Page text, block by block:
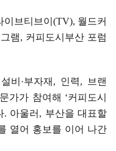
이브티브이 (TV), 월드커
램, 커피도시부산 포럼
설비 ·부자재 , 인력,
브랜
가가 참여해 ‘커피도시
. 아울러 , 부산을 대표할
열어 홍보를 이어 나간